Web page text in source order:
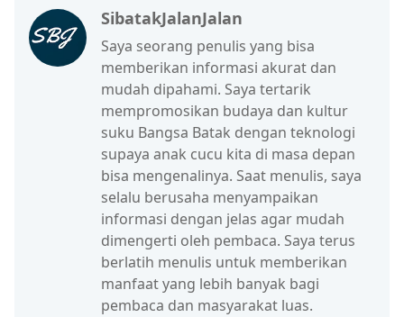
SibatakJalanJalan
Saya seorang penulis yang bisa
memberikan informasi akurat dan
mudah dipahami. Saya tertarik
mempromosikan budaya dan kultur
suku Bangsa Batak dengan teknologi
supaya anak cucu kita di masa depan
bisa mengenalinya. Saat menulis, saya
selalu berusaha menyampaikan
informasi dengan jelas agar mudah
dimengerti oleh pembaca. Saya terus
berlatih menulis untuk memberikan
manfaat yang lebih banyak bagi
pembaca dan masyarakat luas.